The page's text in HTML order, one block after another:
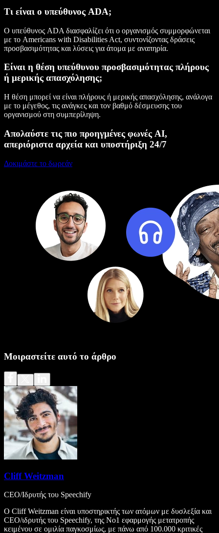
Τι είναι ο υπεύθυνος ADA;
Ο υπεύθυνος ADA διασφαλίζει ότι ο οργανισμός συμμορφώνεται
με το Americans with Disabilities Act, συντονίζοντας δράσεις
προσβασιμότητας και λύσεις για άτομα με αναπηρία.
Είναι η θέση υπεύθυνου προσβασιμότητας πλήρους
ή μερικής απασχόλησης;
Η θέση μπορεί να είναι πλήρους ή μερικής απασχόλησης, ανάλογα
με το μέγεθος, τις ανάγκες και τον βαθμό δέσμευσης του
οργανισμού στη συμπερίληψη.
Απολαύστε τις πιο προηγμένες φωνές AI,
απεριόριστα αρχεία και υποστήριξη 24/7
Δοκιμάστε το δωρεάν
Μοιραστείτε αυτό το άρθρο
Cliff Weitzman
CEO/Ιδρυτής του Speechify
Ο Cliff Weitzman είναι υποστηρικτής των ατόμων με δυσλεξία και
CEO/ιδρυτής του Speechify, της Νο1 εφαρμογής μετατροπής
κειμένου σε ομιλία παγκοσμίως, με πάνω από 100.000 κριτικές